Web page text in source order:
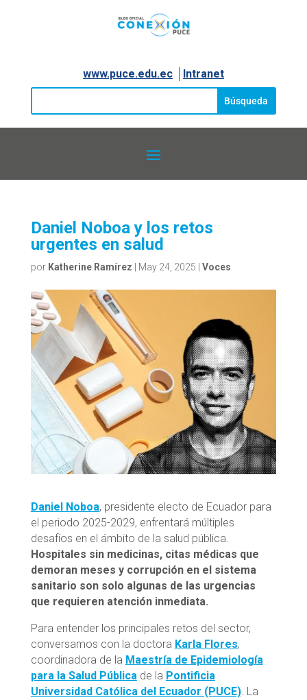
www.puce.edu.ec│ Intranet
Daniel Noboa y los retos
urgentes en salud
por Katherine Ramírez May 24, 2025 Voces
Daniel Noboa, presidente electo de Ecuador para
el periodo 2025-2029, enfrentará múltiples
desafíos en el ámbito de la salud pública.
Hospitales sin medicinas, citas médicas que
demoran meses y corrupción en el sistema
sanitario son solo algunas de las urgencias
que requieren atención inmediata.
Para entender los principales retos del sector,
conversamos con la doctora Karla Flores,
coordinadora de la Maestría de Epidemiología
para la Salud Públicade la Pontificia
Universidad Católica del Ecuador (PUCE). La